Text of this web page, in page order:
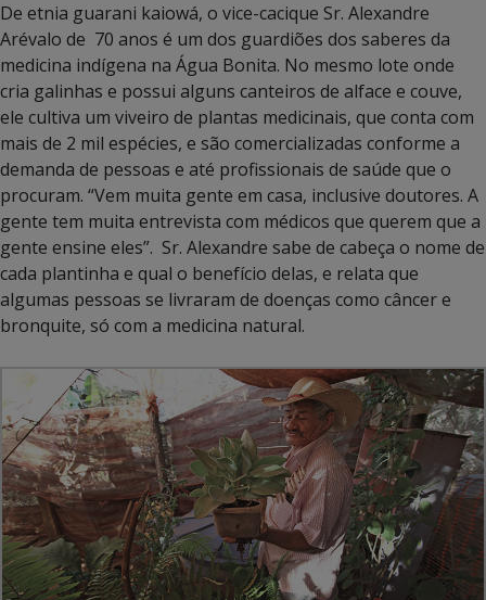
De etnia guarani kaiowá, o vice-cacique Sr. Alexandre
Arévalo de 70 anos é um dos guardiões dos saberes da
medicina indígena na Água Bonita. No mesmo lote onde
cria galinhas e possui alguns canteiros de alface e couve,
ele cultiva um viveiro de plantas medicinais, que conta com
mais de 2 mil espécies, e são comercializadas conforme a
demanda de pessoas e até profissionais de saúde que o
procuram. “Vem muita gente em casa, inclusive doutores. A
gente tem muita entrevista com médicos que querem que a
gente ensine eles”. Sr. Alexandre sabe de cabeça o nome de
cada plantinha e qual o benefício delas, e relata que
algumas pessoas se livraram de doenças como câncer e
bronquite, só com a medicina natural.